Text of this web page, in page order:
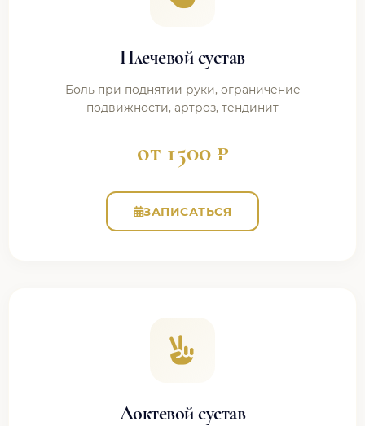
Плечевой сустав
Боль при поднятии руки, ограничение
подвижности, артроз, тендинит
от 1500 ₽
ЗАПИСАТЬСЯ
Локтевой сустав